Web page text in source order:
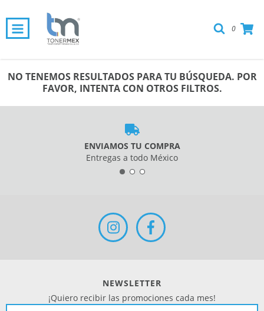
0
NO TENEMOS RESULTADOS PARA TU BÚSQUEDA. POR
FAVOR, INTENTA CON OTROS FILTROS.
ENVIAMOS TU COMPRA
Entregas a todo México
NEWSLETTER
¡Quiero recibir las promociones cada mes!